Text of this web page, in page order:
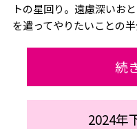
トの星回り。遠慮深いお
を遣ってやりたいことの
続
2024年